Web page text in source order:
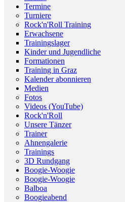
Termine
Turniere
Rock'n'Roll Training
Erwachsene
Trainingslager
Kinder und Jugendliche
Formationen
Training in Graz
Kalender abonnieren
Medien
Fotos
Videos (YouTube)
Rock'n'Roll
Unsere Tänzer
Trainer
Ahnengalerie
Trainings
3D Rundgang
Boogie-Woogie
Boogie-Woogie
Balboa
Boogieabend